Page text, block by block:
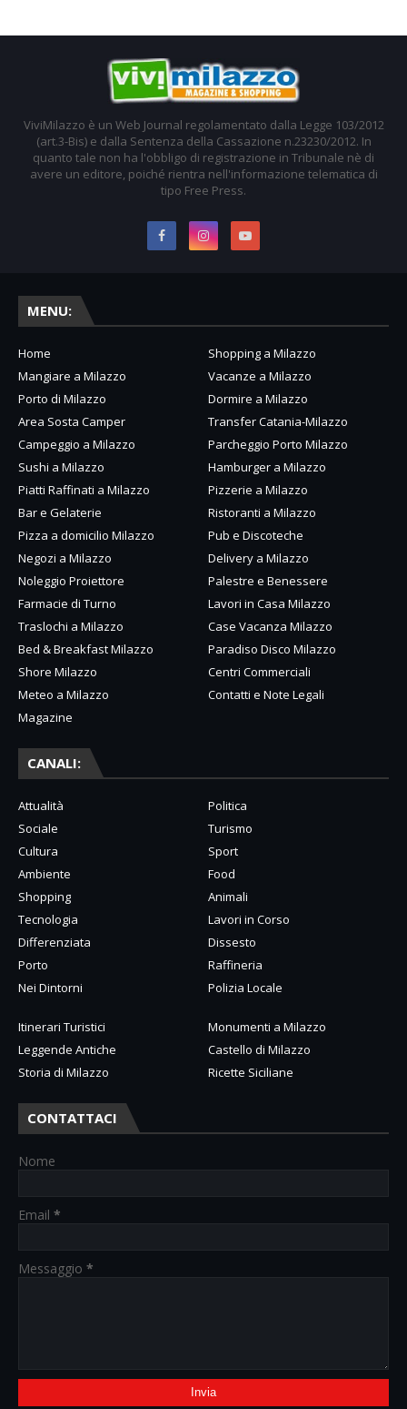
ViviMilazzo è un Web Journal regolamentato dalla Legge 103/2012
(art.3-Bis) e dalla Sentenza della Cassazione n.23230/2012. In
quanto tale non ha l'obbligo di registrazione in Tribunale nè di
avere un editore, poiché rientra nell'informazione telematica di
tipo Free Press.
MENU:
Home
Shopping a Milazzo
Mangiare a Milazzo
Vacanze a Milazzo
Porto di Milazzo
Dormire a Milazzo
Area Sosta Camper
Transfer Catania-Milazzo
Campeggio a Milazzo
Parcheggio Porto Milazzo
Sushi a Milazzo
Hamburger a Milazzo
Piatti Raffinati a Milazzo
Pizzerie a Milazzo
Bar e Gelaterie
Ristoranti a Milazzo
Pizza a domicilio Milazzo
Pub e Discoteche
Negozi a Milazzo
Delivery a Milazzo
Noleggio Proiettore
Palestre e Benessere
Farmacie di Turno
Lavori in Casa Milazzo
Traslochi a Milazzo
Case Vacanza Milazzo
Bed & Breakfast Milazzo
Paradiso Disco Milazzo
Shore Milazzo
Centri Commerciali
Meteo a Milazzo
Contatti e Note Legali
Magazine
CANALI:
Attualità
Politica
Sociale
Turismo
Cultura
Sport
Ambiente
Food
Shopping
Animali
Tecnologia
Lavori in Corso
Differenziata
Dissesto
Porto
Raffineria
Nei Dintorni
Polizia Locale
Itinerari Turistici
Monumenti a Milazzo
Leggende Antiche
Castello di Milazzo
Storia di Milazzo
Ricette Siciliane
CONTATTACI
Nome
Email *
Messaggio *